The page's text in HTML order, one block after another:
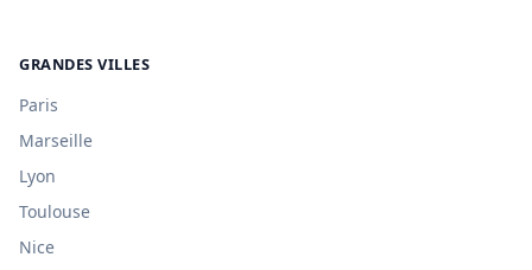
GRANDES VILLES
Paris
Marseille
Lyon
Toulouse
Nice